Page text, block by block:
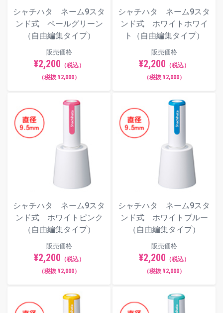
シャチハタ ネーム9スタ
ンド式 ペールグリーン
（自由編集タイプ）
販売価格
¥2,200 （税込）
（税抜 ¥2,000）
シャチハタ ネーム9スタ
ンド式 ホワイトホワイ
ト（自由編集タイプ）
販売価格
¥2,200 （税込）
（税抜 ¥2,000）
シャチハタ ネーム9スタ
ンド式 ホワイトピンク
（自由編集タイプ）
販売価格
¥2,200 （税込）
（税抜 ¥2,000）
シャチハタ ネーム9スタ
ンド式 ホワイトブルー
（自由編集タイプ）
販売価格
¥2,200 （税込）
（税抜 ¥2,000）